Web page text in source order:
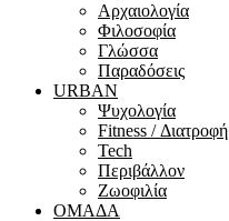
Αρχαιολογία
Φιλοσοφία
Γλώσσα
Παραδόσεις
URBAN
Ψυχολογία
Fitness / Διατροφή
Tech
Περιβάλλον
Ζωοφιλία
ΟΜΑΔΑ